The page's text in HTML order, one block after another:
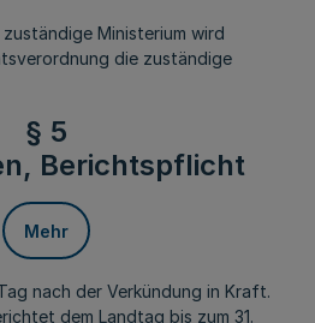
Ministerium wird
die zuständige
§ 5
Berichtspflicht
Mehr
nach der Verkündung in Kraft.
dem Landtag bis zum 31.